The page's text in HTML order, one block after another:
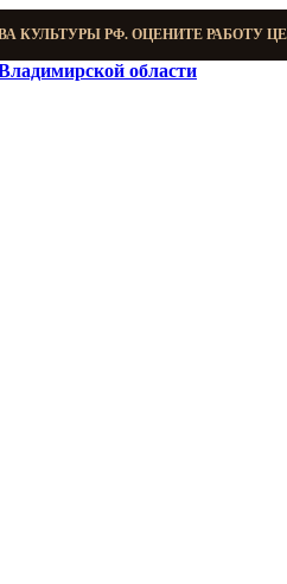
КУЛЬТУРЫ РФ. ОЦЕНИТЕ РАБОТУ
области